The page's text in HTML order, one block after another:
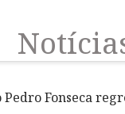
Pedro Fonseca